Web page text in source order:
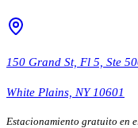
150 Grand St, Fl 5, Ste
White Plains, NY 10601
Estacionamiento gratuito en